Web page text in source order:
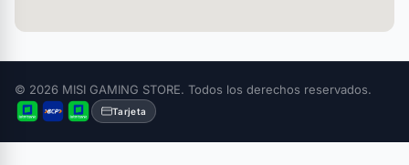
© 2026 MISI GAMING STORE. Todos los derechos reservados.
Tarjeta